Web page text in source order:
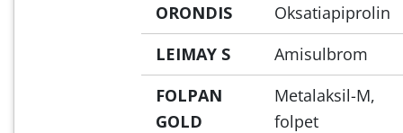
ORONDIS
Oksatiapiprolin
LEIMAY S
Amisulbrom
FOLPAN
GOLD
Metalaksil-M,
folpet